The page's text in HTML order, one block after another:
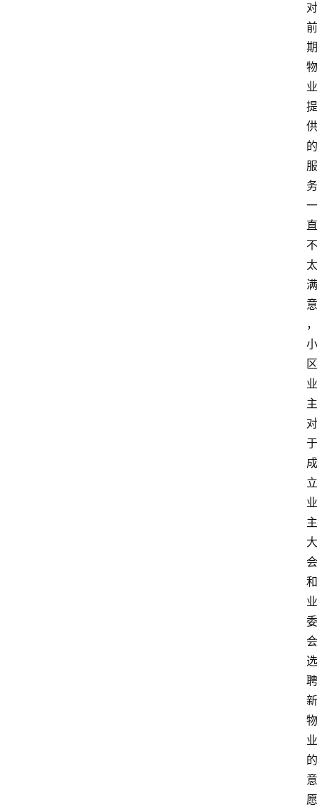
对
前
期
物
业
提
供
的
服
务
一
直
不
太
满
意
，
小
区
业
主
对
于
成
立
业
主
大
会
和
业
委
会
选
聘
新
物
业
的
意
愿